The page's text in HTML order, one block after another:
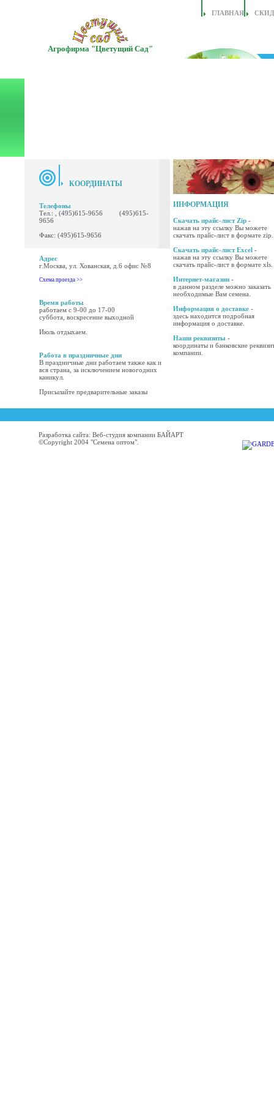
Агрофирма "Цветущий Сад"
ГЛАВНАЯ
КООРДИНАТЫ
Телефоны
Тел.: , (495)615-9656 (495)615-
9656
Факс: (495)615-9656
Адрес
г.Москва, ул. Хованская, д.6 офис №8
Схема проезда >>
Время работы
работаем с 9-00 до 17-00
суббота, воскресение выходной
Июль отдыхаем.
Работа в праздничные дни
В праздничные дни работаем также как и
вся страна, за исключением новогодних
каникул.
Присылайте предварительные заказы
ИНФОРМАЦИЯ
Скачать прайс-лист Zip -
нажав на эту ссылку Вы можете
скачать прайс-лист в формате zip.
Скачать прайс-лист Excel -
нажав на эту ссылку Вы можете
скачать прайс-лист в формате xls.
Интернет-магазин -
в данном разделе можно заказать
необходимые Вам семена.
Информация о доставке -
здесь находится подробная
информация о доставке.
Наши реквизиты -
координаты и банковские
компании.
Разработка сайта: Веб-студия компании БАЙАРТ
©Copyright 2004 "Семена оптом".